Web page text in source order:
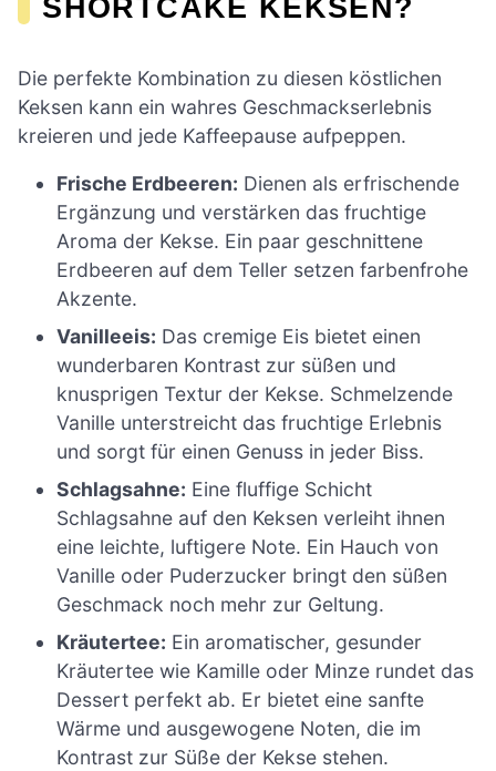
SHORTCAKE KEKSEN?
Die perfekte Kombination zu diesen köstlichen
Keksen kann ein wahres Geschmackserlebnis
kreieren und jede Kaffeepause aufpeppen.
Frische Erdbeeren: Dienen als erfrischende
Ergänzung und verstärken das fruchtige
Aroma der Kekse. Ein paar geschnittene
Erdbeeren auf dem Teller setzen farbenfrohe
Akzente.
Vanilleeis: Das cremige Eis bietet einen
wunderbaren Kontrast zur süßen und
knusprigen Textur der Kekse. Schmelzende
Vanille unterstreicht das fruchtige Erlebnis
und sorgt für einen Genuss in jeder Biss.
Schlagsahne: Eine fluffige Schicht
Schlagsahne auf den Keksen verleiht ihnen
eine leichte, luftigere Note. Ein Hauch von
Vanille oder Puderzucker bringt den süßen
Geschmack noch mehr zur Geltung.
Kräutertee: Ein aromatischer, gesunder
Kräutertee wie Kamille oder Minze rundet das
Dessert perfekt ab. Er bietet eine sanfte
Wärme und ausgewogene Noten, die im
Kontrast zur Süße der Kekse stehen.